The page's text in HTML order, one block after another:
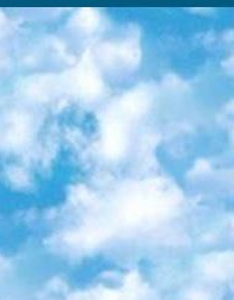
технологии», «Приборостроение и робототехника», «Информационные технологии» и «Биотехнологии». Курсы состоят из видеолекций, интерактивных демонстраций и заданий. 5. «КиберЛенинка» Электронная научная библиотека открытого доступа. Каталог площадки регулярно обрастает текстами статей из различных научных изданий. Сгруппированные по журналам и рубрикам публикации можно читать онлайн или скачивать целиком в PDF-формате. Проект нацелен на популяризацию науки за счёт открытого доступа к качественной информации. 6. «ПостНаука» На этом ресурсе публикуют подборки видеолекций, составленные экспертами из разных отраслей и объединённые общими темами. Среди них, к примеру, есть серии «Биоинформатика и геномика», «Культура средневековой Скандинавии» и Cinema Studies о теории кино. Каждая подборка лекций — логически связанная история, рассказанная экспертом от первого лица. Кроме того, на сайте появляются научно-образовательные статьи и тесты на разные темы. 7. «Newочём» Команда проекта «Newочём» отбирает самые интересные тексты из англоязычных СМИ и переводит те из них, за которые голосуют участники сообщества «ВКонтакте». По большей части это научно-популярные статьи. Редакторы придумывают лишь заголовки, в остальном содержание переводов соответствует оригиналам. Полные тексты можно читать прямо в социальной сети. 8. InternetUrok Онлайн-база материалов по основным дисциплинам школьной программы. Информация на сайте структурирована по классам, предметам и темам (урокам). Каждый урок состоит из видеолекций и конспектов. Есть также интерактивные тренажёры и тесты для закрепления пройденного материала. Даже если вы давно окончили школу, возможность повторить программу старших классов всегда может пригодиться. 9. Edutainme Ещё один ресурс об образовании. В отличие от Newtonew, как мне кажется, Edutainme больше ориентируется на представителей индустрии: педагогов, предпринимателей, разработчиков образовательных проектов. Но и любой, кто просто стремится к саморазвитию, найдёт на сайте много полезного и интересного для себя. Например, информацию о новых курсах и образовательных сервисах. 10. Newtonew Онлайн-медиа об образовании и обучении в широком смысле. Авторы Newtonew пишут об инструментах, заведениях, тактиках и стратегиях, которые помогают учить других и получать новые знания самостоятельно. На этой площадке вы найдёте новости, обзоры, аналитические мат